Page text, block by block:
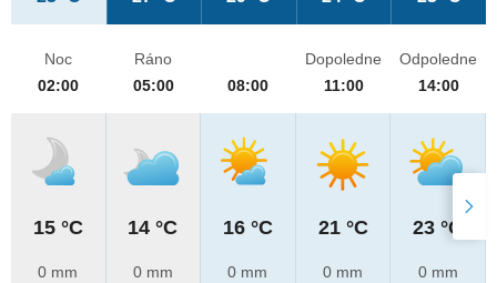
Noc
02:00
15 °C
0 mm
Ráno
05:00
14 °C
0 mm
08:00
16 °C
0 mm
Dopoledne
11:00
21 °C
0 mm
Odpoledne
14:00
23 °C
0 mm